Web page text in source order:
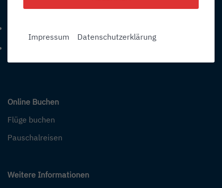
Kontakt
Telefonnummer: 4 9 0 7 5 4 1 2 8 4 0
Online Buchen
Flüge buchen
Pauschalreisen
Weitere Informationen
Impressum Datenschutzerklärung